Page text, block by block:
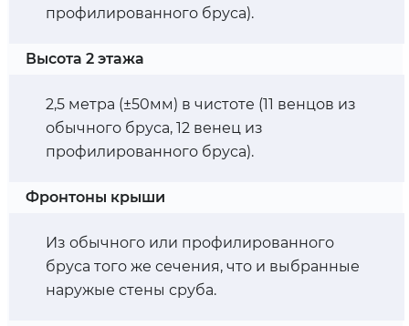
профилированного бруса).
Высота 2 этажа
2,5 метра (±50мм) в чистоте (11 венцов из
обычного бруса, 12 венец из
профилированного бруса).
Фронтоны крыши
Из обычного или профилированного
бруса того же сечения, что и выбранные
наружые стены сруба.